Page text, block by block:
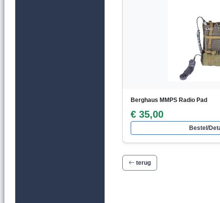
Berghaus MMPS Radio Pad
€ 35,00
Bestel/
terug